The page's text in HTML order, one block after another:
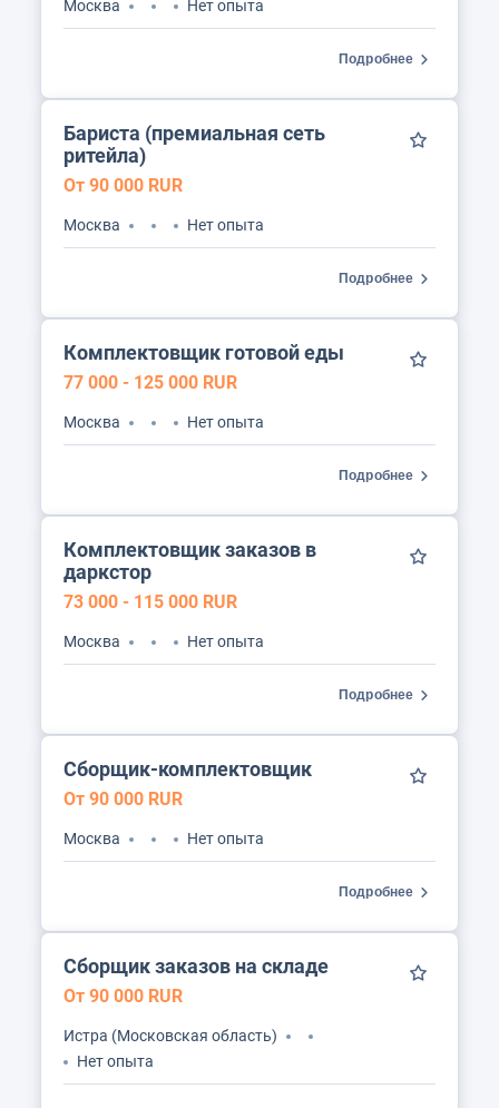
Москва Нет опыта
Подробнее
Бариста (премиальная сеть
ритейла)
От 90 000 RUR
Москва Нет опыта
Подробнее
Комплектовщик готовой еды
77 000 - 125 000 RUR
Москва Нет опыта
Подробнее
Комплектовщик заказов в
даркстор
73 000 - 115 000 RUR
Москва Нет опыта
Подробнее
Сборщик-комплектовщик
От 90 000 RUR
Москва Нет опыта
Подробнее
Сборщик заказов на складе
От 90 000 RUR
Истра (Московская область)
Нет опыта